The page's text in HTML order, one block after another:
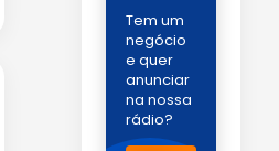
Tem um
negócio
e quer
anunciar
na nossa
rádio?